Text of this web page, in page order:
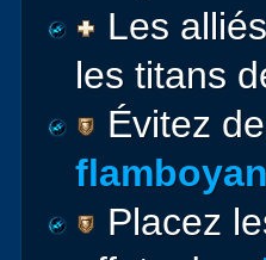
Les
les titans
Évitez
Placez